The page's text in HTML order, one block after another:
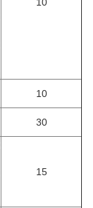
10
30
15